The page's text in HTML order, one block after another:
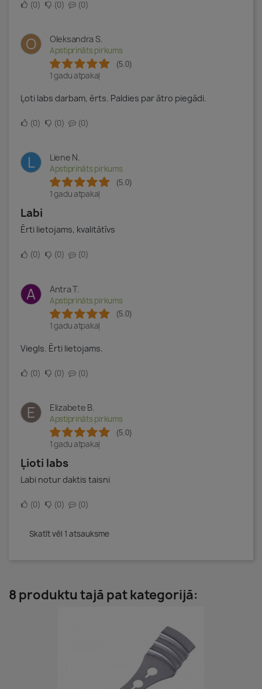
0 0 0
O Oleksandra S.
Apstiprināts pirkums
(5.0)
1 gadu atpakaļ
Ļoti labs darbam, ērts. Paldies par ātro piegādi.
0 0 0
L Liene N.
Apstiprināts pirkums
(5.0)
1 gadu atpakaļ
Labi
Ērti lietojams, kvalitātīvs
0 0 0
A Antra T.
Apstiprināts pirkums
(5.0)
1 gadu atpakaļ
Viegls. Ērti lietojams.
0 0 0
E Elizabete B.
Apstiprināts pirkums
(5.0)
1 gadu atpakaļ
Ļioti labs
Labi notur daktis taisni
0 0 0
Skatīt vēl 1 atsauksme
8 produktu tajā pat kategorijā: